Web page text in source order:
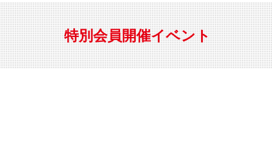
閉じる
員開催
参加
LINK-J主催・共催
LINK-J協賛・協力
What's "UNIKORN"？
ベンチャーインタビュー 会報
サポーターコラム 日本
リリース
連
会員プレスリリース
募集
Why in Nihonbashi
サポーター紹介 事業
パンフレット GTB
特別会員について 入会
オフィス・ラボ 施設
特別会員開催イベント